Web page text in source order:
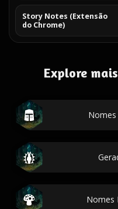
Story Notes (Extensão
do Chrome)
Explore
Nomes
Nomes